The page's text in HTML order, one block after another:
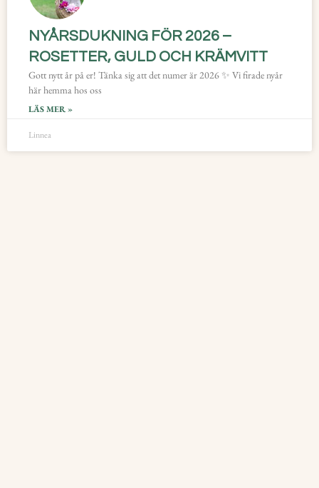
NYÅRSDUKNING FÖR 2026 –
ROSETTER, GULD OCH KRÄMVITT
Gott nytt år på er! Tänka sig att det numer är 2026 ✨ Vi firade nyår
här hemma hos oss
LÄS MER »
Linnea